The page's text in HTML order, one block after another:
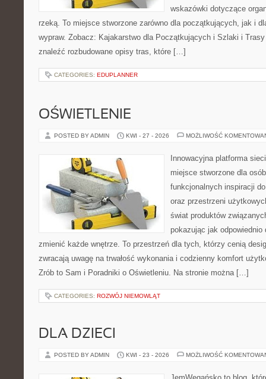
wskazówki dotyczące
rzeką. To miejsce stworzone zarówno dla początkujących, jak i
wypraw. Zobacz: Kajakarstwo dla Początkujących i Szlaki i
znaleźć rozbudowane opisy tras, które […]
CATEGORIES: EDUPLANNER
OŚWIETLENIE
POSTED BY ADMIN KWI - 27 - 2026 MOŻLIWOŚĆ
Innowacyjna platforma
miejsce stworzone dla
funkcjonalnych inspiracji
oraz przestrzeni
świat produktów
pokazując jak odpowiednio
zmienić każde wnętrze. To przestrzeń dla tych, którzy cenią
zwracają uwagę na trwałość wykonania i codzienny komfort
Zrób to Sam i Poradniki o Oświetleniu. Na stronie można […]
CATEGORIES: ROZWÓJ NIEMOWLĄT
DLA DZIECI
POSTED BY ADMIN KWI - 23 - 2026 MOŻLIWOŚĆ